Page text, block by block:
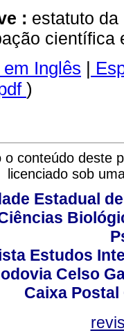
: estatuto
científica
Inglês |
)
o conteúdo deste
licenciado sob
Estadual
Estudos
Celso
Caixa Postal